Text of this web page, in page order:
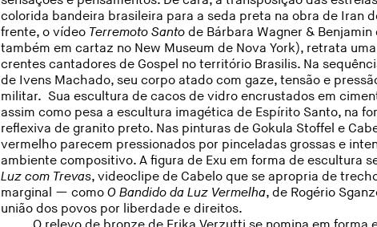
colorida bandeira brasileira para a seda preta na obra de Iran
frente, o vídeo Terremoto Santo de Bárbara Wagner &
também em cartaz no New Museum de Nova York), retrata
crentes cantadores de Gospel no território Brasilis. Na
de Ivens Machado, seu corpo atado com gaze, tensão e
militar. Sua escultura de cacos de vidro encrustados em
assim como pesa a escultura imagética de Espírito Santo, na
reflexiva de granito preto. Nas pinturas de Gokula Stoffel e
vermelho parecem pressionados por pinceladas grossas e
ambiente compositivo. A figura de Exu em forma de escultura
Luz com Trevas, videoclipe de Cabelo que se apropria de
marginal — comoO Bandido da Luz Vermelha, de Rogério
união dos povos por liberdade e direitos.